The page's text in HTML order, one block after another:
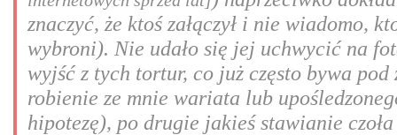
znaczyć, że ktoś załączył i nie wiadomo,
wybroni). Nie udało się jej uchwycić na
wyjść z tych tortur, co już często bywa
robienie ze mnie wariata lub
hipotezę), po drugie jakieś stawianie